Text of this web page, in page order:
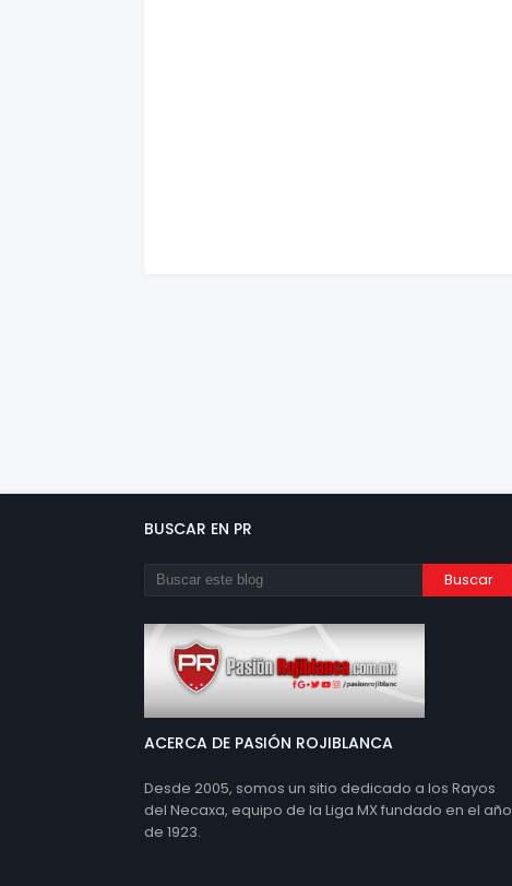
BUSCAR EN PR
ACERCA DE PASIÓN ROJIBLANCA
Desde 2005, somos un sitio dedicado a los Rayos
del Necaxa, equipo de la Liga MX fundado en el año
de 1923.